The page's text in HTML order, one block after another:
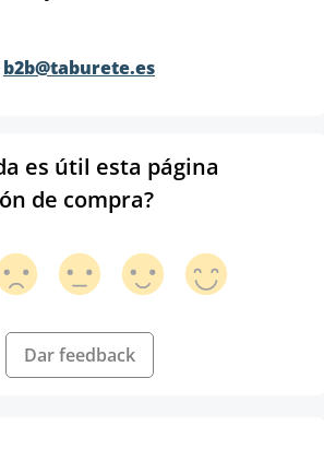
b2b@taburete.es
es útil esta página
de compra?
Dar feedback